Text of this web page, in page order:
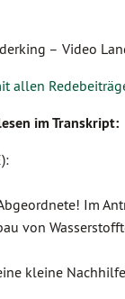
– Video
allen
im Transkript:
Im
von
kleine